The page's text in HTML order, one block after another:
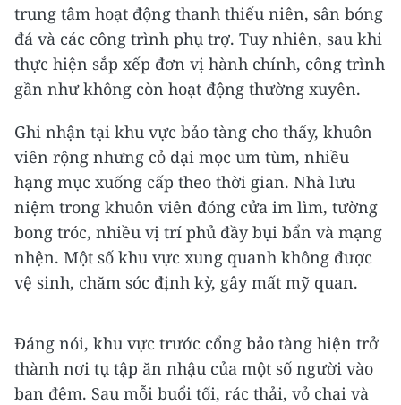
trung tâm hoạt động thanh thiếu niên, sân bóng
đá và các công trình phụ trợ. Tuy nhiên, sau khi
thực hiện sắp xếp đơn vị hành chính, công trình
gần như không còn hoạt động thường xuyên.
Ghi nhận tại khu vực bảo tàng cho thấy, khuôn
viên rộng nhưng cỏ dại mọc um tùm, nhiều
hạng mục xuống cấp theo thời gian. Nhà lưu
niệm trong khuôn viên đóng cửa im lìm, tường
bong tróc, nhiều vị trí phủ đầy bụi bẩn và mạng
nhện. Một số khu vực xung quanh không được
vệ sinh, chăm sóc định kỳ, gây mất mỹ quan.
Đáng nói, khu vực trước cổng bảo tàng hiện trở
thành nơi tụ tập ăn nhậu của một số người vào
ban đêm. Sau mỗi buổi tối, rác thải, vỏ chai và